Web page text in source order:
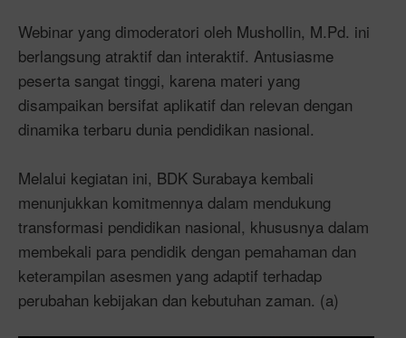
Webinar yang dimoderatori oleh Mushollin, M.Pd. ini
berlangsung atraktif dan interaktif. Antusiasme
peserta sangat tinggi, karena materi yang
disampaikan bersifat aplikatif dan relevan dengan
dinamika terbaru dunia pendidikan nasional.
Melalui kegiatan ini, BDK Surabaya kembali
menunjukkan komitmennya dalam mendukung
transformasi pendidikan nasional, khususnya dalam
membekali para pendidik dengan pemahaman dan
keterampilan asesmen yang adaptif terhadap
perubahan kebijakan dan kebutuhan zaman. (a)